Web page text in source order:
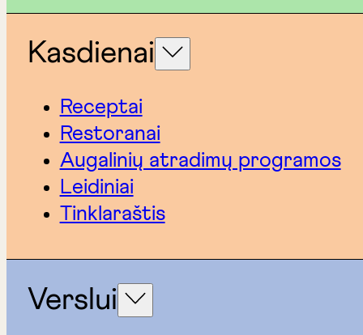
Kasdienai
Receptai
Restoranai
Augalinių atradimų programos
Leidiniai
Tinklaraštis
Verslui